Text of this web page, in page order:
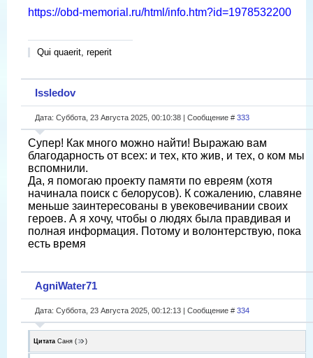
https://obd-memorial.ru/html/info.htm?id=1978532200
Qui quaerit, reperit
Issledov
Дата: Суббота, 23 Августа 2025, 00:10:38 | Сообщение # 333
Супер! Как много можно найти! Выражаю вам
благодарность от всех: и тех, кто жив, и тех, о ком мы
вспомнили.
Да, я помогаю проекту памяти по евреям (хотя
начинала поиск с белорусов). К сожалению, славяне
меньше заинтересованы в увековечивании своих
героев. А я хочу, чтобы о людях была правдивая и
полная информация. Потому и волонтерствую, пока
есть время
AgniWater71
Дата: Суббота, 23 Августа 2025, 00:12:13 | Сообщение # 334
Цитата Саня ( )